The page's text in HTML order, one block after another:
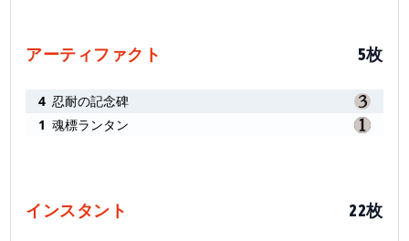
アーティファクト 5枚
4 忍耐の記念碑
1 魂標ランタン
インスタント 22枚